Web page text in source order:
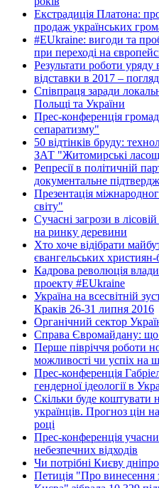
Екстрадиція Платона:
продаж українських
#EUkraine: вигоди та
при переході на
Результати роботи уряду
відставки в 2017 –
Співпраця заради
Польщі та України
Прес-конференція
сепаратизму"
50 відтінків бруду:
ЗАТ "Житомирські
Репресії в політичній
документальне
Презентація
світу"
Сучасні загрози в
на ринку деревини
Хто хоче відібрати
євангельських християн-
Кадрова революція
проекту #EUkraine
Україна на всесвітній
Краків 26-31 липня 2016
Органічний сектор
Справа Євромайдану:
Перше півріччя роботи
можливості чи успіх на
Прес-конференція
гендерної ідеології в
Скільки буде коштувати
українців. Прогноз цін
році
Прес-конференція
небезпечних відходів
Чи потрібні Києву
Петиція "Про винесення